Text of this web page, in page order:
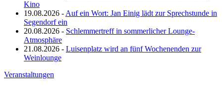
Kino
19.08.2026 - Auf ein Wort: Jan Einig lädt zur Sprechstunde in
Segendorf ein
20.08.2026 - Schlemmertreff in sommerlicher Lounge-
Atmosphäre
21.08.2026 - Luisenplatz wird an fünf Wochenenden zur
Weinlounge
Veranstaltungen